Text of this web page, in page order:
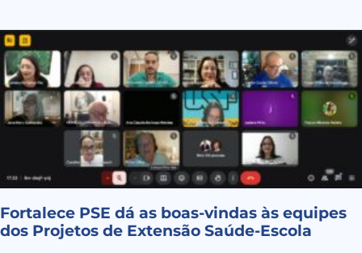
Fortalece PSE dá as boas-vindas às equipes
dos Projetos de Extensão Saúde-Escola